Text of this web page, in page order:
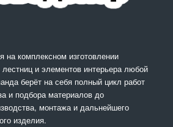
на комплексном изготовлении
и элементов интерьера любой
берёт на себя полный цикл работ
и подбора материалов до
монтажа и дальнейшего
изделия.